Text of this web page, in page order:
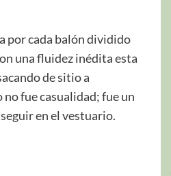
por cada balón dividido
una fluidez inédita esta
de sitio a
fue casualidad; fue un
en el vestuario.